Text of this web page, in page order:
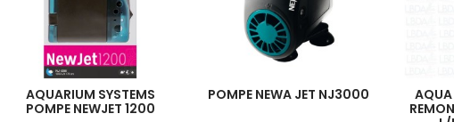
AQUARIUM SYSTEMS
POMPE NEWJET 1200
POMPE NEWA JET NJ3000
AQUA